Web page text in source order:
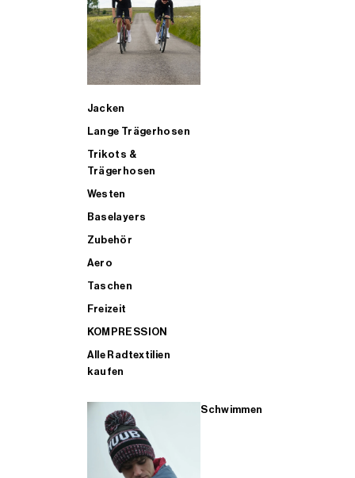
Jacken
Lange Trägerhosen
Trikots &
Trägerhosen
Westen
Baselayers
Zubehör
Aero
Taschen
Freizeit
KOMPRESSION
Alle Radtextilien
kaufen
Schwimmen
ALLE TRIATHLONARTIKEL FÜR MÄNNER KAUFEN